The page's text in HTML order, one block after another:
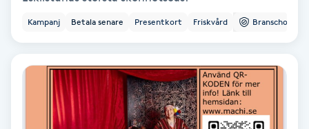
Singelfransar
Sjukgymnastik
Skalpmassage
Kampanj Betala senare Presentkort Friskvård Branschorg.